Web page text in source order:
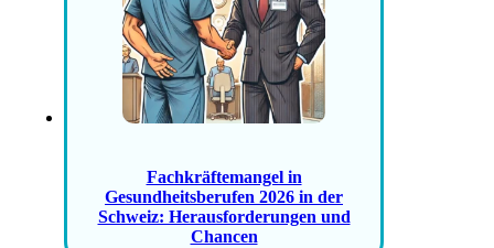
Fachkräftemangel in
Gesundheitsberufen 2026 in der
Schweiz: Herausforderungen und
Chancen